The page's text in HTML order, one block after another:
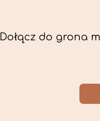
Dołącz do grona